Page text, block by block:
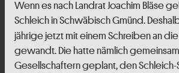
Wenn es nach Landrat Joachim Bläse
Schleich in Schwäbisch Gmünd.
jährige jetzt mit einem Schreiben an die
gewandt. Die hatte nämlich
Gesellschaftern geplant, den Schleich-